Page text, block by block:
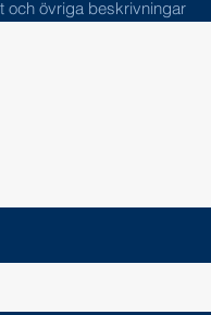
och övriga beskrivningar